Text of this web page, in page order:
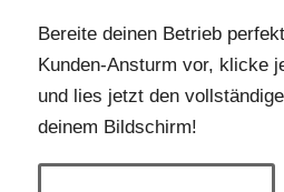
Bereite deinen Betrieb
Kunden-Ansturm vor, klicke
und lies jetzt den
deinem Bildschirm!